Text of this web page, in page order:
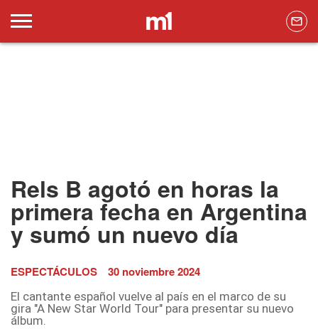
Rels B agotó en horas la
primera fecha en Argentina
y sumó un nuevo día
ESPECTÁCULOS 30 noviembre 2024
El cantante español vuelve al país en el marco de su
gira "A New Star World Tour" para presentar su nuevo
álbum.